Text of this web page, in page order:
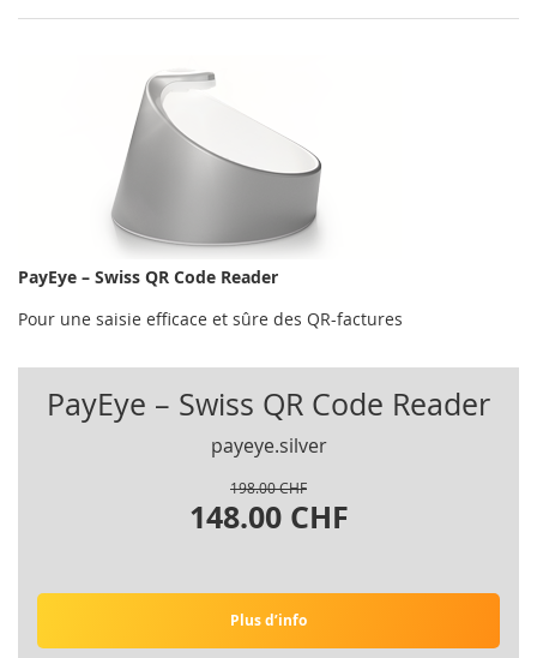
PayEye – Swiss QR Code Reader
Pour une saisie efficace et sûre des QR-factures
PayEye – Swiss QR Code Reader
payeye.silver
198.00 CHF
148.00 CHF
Plus d’info